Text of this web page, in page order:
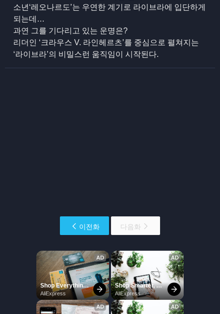
소년‘레오나르도’는 우연한 계기로 라이브라에 입단하게
되는데…
과연 그를 기다리고 있는 운명은?
리더인 ‘크라우스 V. 라인헤르츠’를 중심으로 펼쳐지는
‘라이브라’의 비밀스런 움직임이 시작된다. ​
이전화 다음화